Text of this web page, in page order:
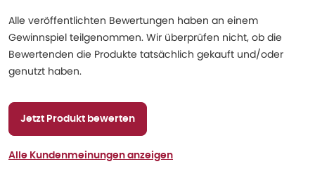
Alle veröffentlichten Bewertungen haben an einem
Gewinnspiel teilgenommen. Wir überprüfen nicht, ob die
Bewertenden die Produkte tatsächlich gekauft und/oder
genutzt haben.
Jetzt Produkt bewerten
Alle Kundenmeinungen anzeigen